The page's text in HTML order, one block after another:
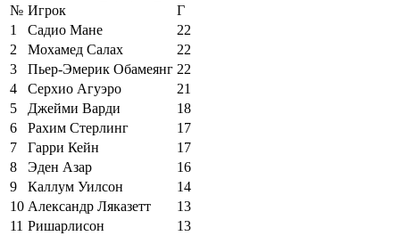
№ Игрок
Г
1
Садио Мане
22
2
Мохамед Салах
22
3
Пьер-Эмерик Обамеянг 22
4
Серхио Агуэро
21
5
Джейми Варди
18
6
Рахим Стерлинг
17
7
Гарри Кейн
17
8
Эден Азар
16
9
Каллум Уилсон
14
10 Александр Ляказетт
13
11 Ришарлисон
13